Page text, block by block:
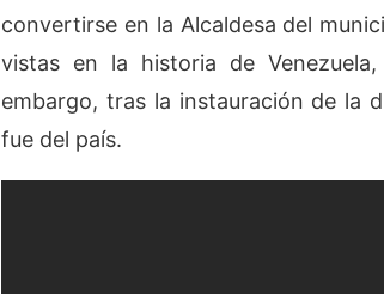
convertirse en la Alcaldesa del
vistas en la historia de
embargo, tras la instauración de la
fue del país.